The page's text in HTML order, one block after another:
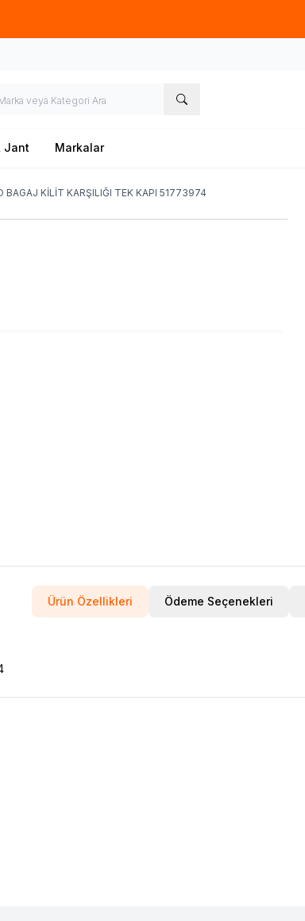
Jant Markalar
BAGAJ KİLİT KARŞILIĞI TEK KAPI 51773974
Ürün Özellikleri Ödeme Seçenekleri